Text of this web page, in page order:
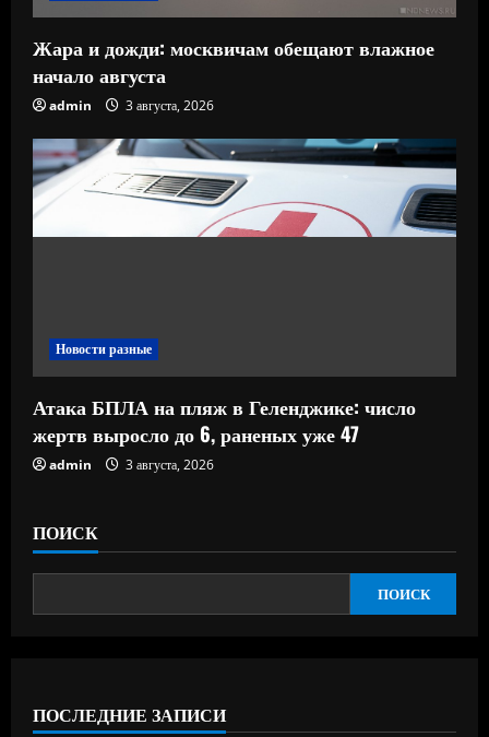
Жара и дожди: москвичам обещают влажное
начало августа
admin 3 августа, 2026
Новости разные
Атака БПЛА на пляж в Геленджике: число
жертв выросло до 6, раненых уже 47
admin 3 августа, 2026
ПОИСК
ПОИСК
ПОСЛЕДНИЕ ЗАПИСИ